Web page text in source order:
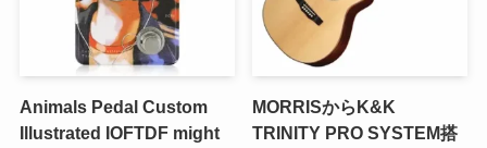
Animals Pedal Custom
Illustrated IOFTDF might
MORRISからK&K
TRINITY PRO SYSTEM搭